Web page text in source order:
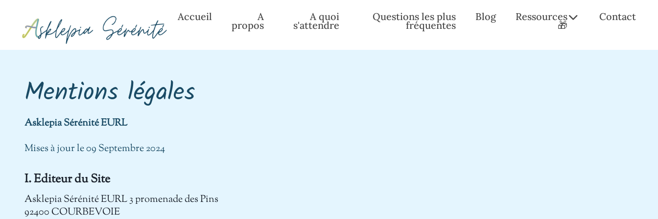
Accueil A
propos
A quoi
s'attendre
Questions les plus
fréquentes
Blog Ressources
🎁
Contact
Mentions légales
Asklepia Sérénité EURL
Mises à jour le 09 Septembre 2024
I. Editeur du Site
Asklepia Sérénité EURL 3 promenade des Pins
92400 COURBEVOIE